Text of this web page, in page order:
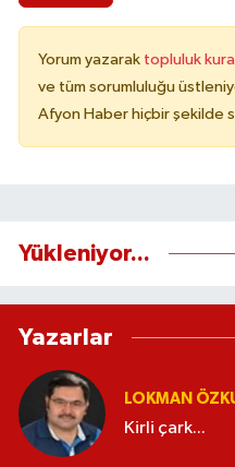
Yorum yazarak topluluk
ve tüm sorumluluğu
Afyon Haber hiçbir şekilde
Yükleniyor...
Yazarlar
LOKMAN
Kirli çark...